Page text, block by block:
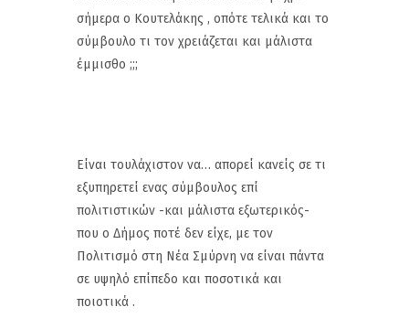
σήμερα ο Κουτελάκης , οπότε τελικά και το
σύμβουλο τι τον χρειάζεται και μάλιστα
έμμισθο ;;;
Είναι τουλάχιστον να… απορεί κανείς σε τι
εξυπηρετεί ενας σύμβουλος επί
πολιτιστικών -και μάλιστα εξωτερικός-
που ο Δήμος ποτέ δεν είχε, με τον
Πολιτισμό στη Νέα Σμύρνη να είναι πάντα
σε υψηλό επίπεδο και ποσοτικά και
ποιοτικά .